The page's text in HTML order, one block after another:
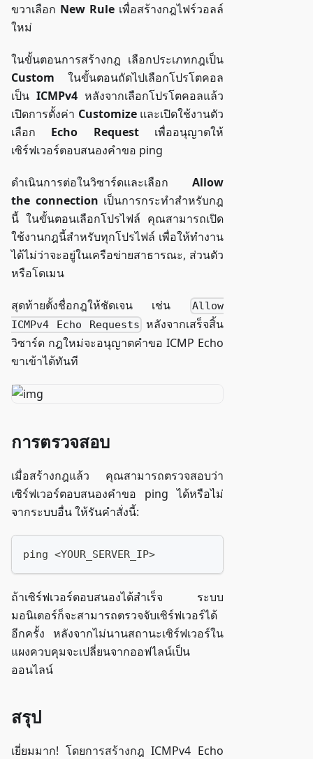
ขวาเลือก New Rule เพื่อสร้างกฎไฟร์วอลล์
ใหม่
ในขั้นตอนการสร้างกฎ เลือกประเภทกฎเป็น
Custom ในขั้นตอนถัดไปเลือกโปรโตคอล
เป็น ICMPv4 หลังจากเลือกโปรโตคอลแล้ว
เปิดการตั้งค่า Customizeและเปิดใช้งานตัว
เลือก Echo Requestเพื่ออนุญาตให้
เซิร์ฟเวอร์ตอบสนองคำขอ ping
ดำเนินการต่อในวิซาร์ดและเลือก Allow
the connection เป็นการกระทำสำหรับกฎ
นี้ ในขั้นตอนเลือกโปรไฟล์ คุณสามารถเปิด
ใช้งานกฎนี้สำหรับทุกโปรไฟล์ เพื่อให้ทำงาน
ได้ไม่ว่าจะอยู่ในเครือข่ายสาธารณะ, ส่วนตัว
หรือโดเมน
สุดท้ายตั้งชื่อกฎให้ชัดเจน เช่น
Allow
ICMPv4 Echo Requests หลังจากเสร็จสิ้น
วิซาร์ด กฎใหม่จะอนุญาตคำขอ ICMP Echo
ขาเข้าได้ทันที
การตรวจสอบ
เมื่อสร้างกฎแล้ว คุณสามารถตรวจสอบว่า
เซิร์ฟเวอร์ตอบสนองคำขอ ping ได้หรือไม่
จากระบบอื่น ให้รันคำสั่งนี้:
ping <YOUR_SERVER_IP>
ถ้าเซิร์ฟเวอร์ตอบสนองได้สำเร็จ ระบบ
มอนิเตอร์ก็จะสามารถตรวจจับเซิร์ฟเวอร์ได้
อีกครั้ง หลังจากไม่นานสถานะเซิร์ฟเวอร์ใน
แผงควบคุมจะเปลี่ยนจากออฟไลน์เป็น
ออนไลน์
สรุป
เยี่ยมมาก! โดยการสร้างกฎ ICMPv4 Echo